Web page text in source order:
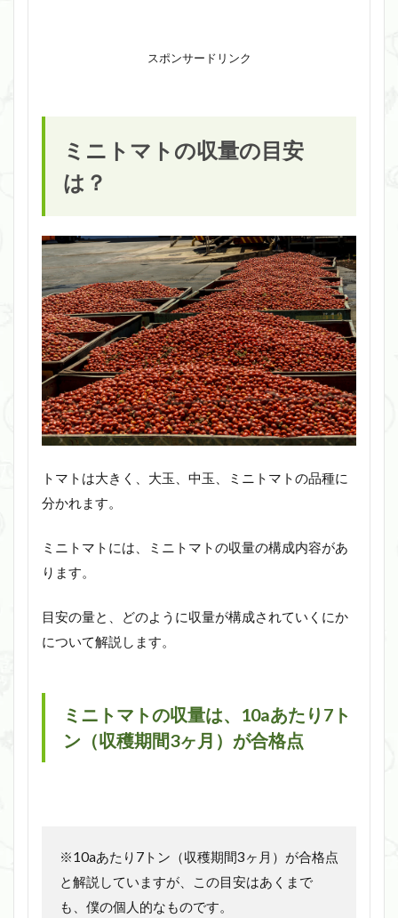
スポンサードリンク
ミニトマトの収量の目安
は？
トマトは大きく、大玉、中玉、ミニトマトの品種に
分かれます。
ミニトマトには、ミニトマトの収量の構成内容があ
ります。
目安の量と、どのように収量が構成されていくにか
について解説します。
ミニトマトの収量は、10aあたり7ト
ン（収穫期間3ヶ月）が合格点
※10aあたり7トン（収穫期間3ヶ月）が合格点
と解説していますが、この目安はあくまで
も、僕の個人的なものです。